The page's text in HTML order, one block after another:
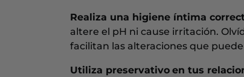
Realiza una higiene íntima
altere el pH ni cause irritación.
facilitan las alteraciones que
Utiliza preservativo en tus